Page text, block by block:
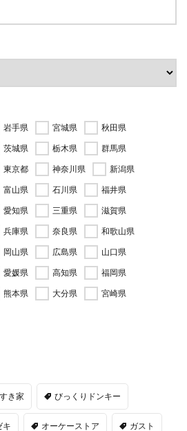
岩手県 宮城県
秋田県
茨城県 栃木県
群馬県
東京都 神奈川県
新潟県
富山県 石川県
福井県
愛知県 三重県
滋賀県
兵庫県 奈良県
和歌山県
岡山県 広島県
山口県
愛媛県 高知県
福岡県
熊本県 大分県
宮崎県
すき家 びっくりドンキー
キ オーケーストア ガスト